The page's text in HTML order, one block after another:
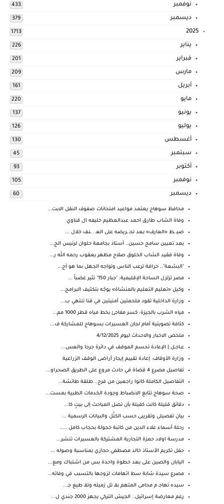
نوفمبر 433
ديسمبر 379
2025
1713
يناير 226
فبراير 201
مارس 209
أبريل 161
مايو 220
يونيو 137
يوليو 126
أغسطس 130
سبتمبر 45
أكتوبر 93
نوفمبر 105
ديسمبر 60
محافظ سوهاج يعتمد مواعيد امتحانات صفوف النقل الابت...
وفاة الشاب طارق احمد عبدالعظيم خليفه ال قناوي
ضبـ ـط «العارف» بعد تحـ ـريضه على العـ . ـنف خلال ...
بعد تعيين سامح حسين.. أستاذ بجامعة حلوان لرئيس الج...
وفاة فقيد الشاب الخلوق صلاح مظهر يعقوب رحمه الله ر...
"البشعة".. خرافة ترعب الناس وتواجه الجهل بما هو أج...
مصر تزلزل الساحة الإقليمية: "جبار 150" تثير غضباً ...
وكيل «تعليم التعليم بالمنشاة» يوجّه بتكثيف البرامج...
وزارة الداخلية تقود ملحمتين أمنيتين في قنا تنتهي ب...
مياه الشرب بالجيزة: كسر مفاجئ بخط مياه قطر 1000 مم...
كثافة تصويتية أمام لجان العسيرات بسوهاج للمشاركة ف...
ملخص الاخبار والاحداث ليوم 4/12/2025
عــاجــل | الإعادة تحسم الموقف في دائرة جرجا والعس...
وزارة الأوقاف: إعادة تقييم إيجار أراضى الوقف الزراعية
تفاصيل مصرع 4 قضاة في حادث مروع على الطريق الصحراو...
التفاصيل الكاملة كانوا راجعين من فرح.. طلقة طائشة...
صحة سوهاج تتابع الانضباط وجودة الخدمات الطبية بمست...
دقائق قليلة كانت كفيلة بأن تصل المباحث إلى بيتٍ كا...
بيان تفصيلى وتقريبى حسب الكتُل والبيانات الرسمية ...
رحلة أسماء علاء الدين من كاتبة خجولة بحجاب كامل .....
مدرسة اولاد حمزة التجارية المشتركة بالعسيرات‏ تنشر...
حفل تكريم الأستاذ خالد مصطفي حجازي بمناسبة وصوله ...
اليابان والصين على بعد خطوة واحدة بس من اشتباك ومع...
مصرع سيدة شابة سط اتهامات لزوجها بالتسبب في وفاته...
سيده تهاجـ م محامى المتهم بقـ تل زميله وتقـ طيع جـ...
رغم معارضة إسرائيل.. الجيش التركي يجهز 2000 جندي ل...